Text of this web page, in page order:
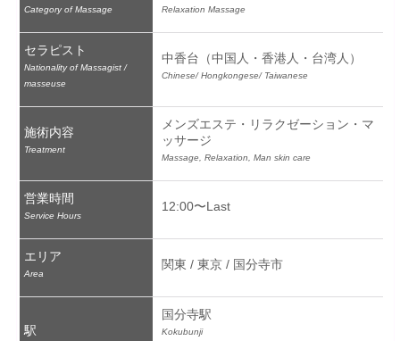
Category of Massage Relaxation Massage
セラピスト
Nationality of Massagist /
masseuse
中香台（中国人・香港人・台湾人）
Chinese/ Hongkongese/ Taiwanese
施術内容
Treatment
メンズエステ・リラクゼーション・マ
ッサージ
Massage, Relaxation, Man skin care
営業時間
Service Hours
12:00〜Last
エリア
Area
関東 / 東京 / 国分寺市
駅
国分寺駅
Kokubunji